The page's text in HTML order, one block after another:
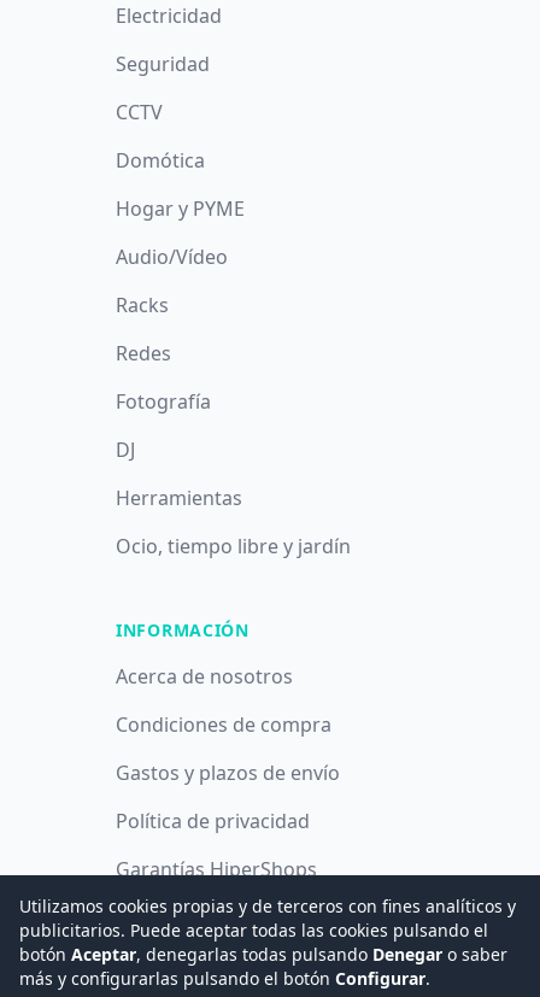
Electricidad
Seguridad
CCTV
Domótica
Hogar y PYME
Audio/Vídeo
Racks
Redes
Fotografía
DJ
Herramientas
Ocio, tiempo libre y jardín
INFORMACIÓN
Acerca de nosotros
Condiciones de compra
Gastos y plazos de envío
Política de privacidad
Garantías HiperShops
Política de cookies
Utilizamos cookies propias y de terceros con fines analíticos y
publicitarios. Puede aceptar todas las cookies pulsando el
botón Aceptar, denegarlas todas pulsando Denegar o saber
más y configurarlas pulsando el botón Configurar.